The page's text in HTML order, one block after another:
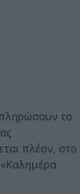
το
πλέον, στο